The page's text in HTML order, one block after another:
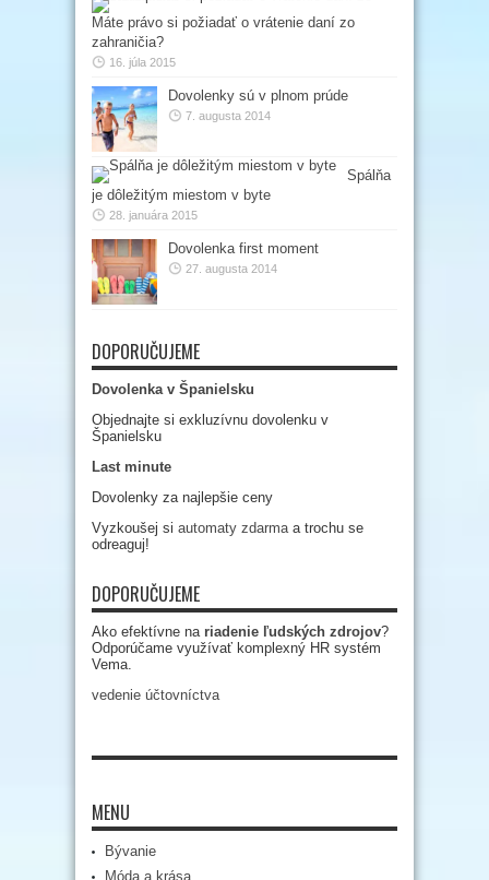
Máte právo si požiadať o vrátenie daní zo
zahraničia?
16. júla 2015
Dovolenky sú v plnom prúde
7. augusta 2014
Spálňa
je dôležitým miestom v byte
28. januára 2015
Dovolenka first moment
27. augusta 2014
DOPORUČUJEME
Dovolenka v Španielsku
Objednajte si exkluzívnu dovolenku v
Španielsku
Last minute
Dovolenky za najlepšie ceny
Vyzkoušej si automaty zdarmaa trochu se
odreaguj!
DOPORUČUJEME
Ako efektívne na riadenie ľudských zdrojov?
Odporúčame využívať komplexný HR systém
Vema.
vedenie účtovníctva
MENU
Bývanie
Móda a krása